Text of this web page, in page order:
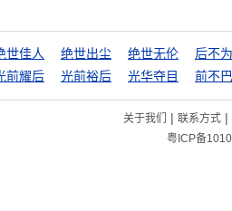
世佳人 绝世出尘 绝世无伦
后不
前耀后 光前裕后 光华夺目
关于我们 | 联系方式|
粤ICP备